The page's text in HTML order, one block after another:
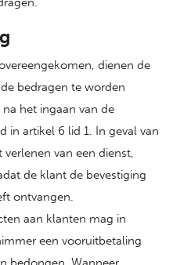
dienen de
bedragen te worden
het ingaan van de
in artikel 6 lid 1. In geval van
van een dienst,
de klant de bevestiging
ontvangen.
aan klanten mag in
een vooruitbetaling